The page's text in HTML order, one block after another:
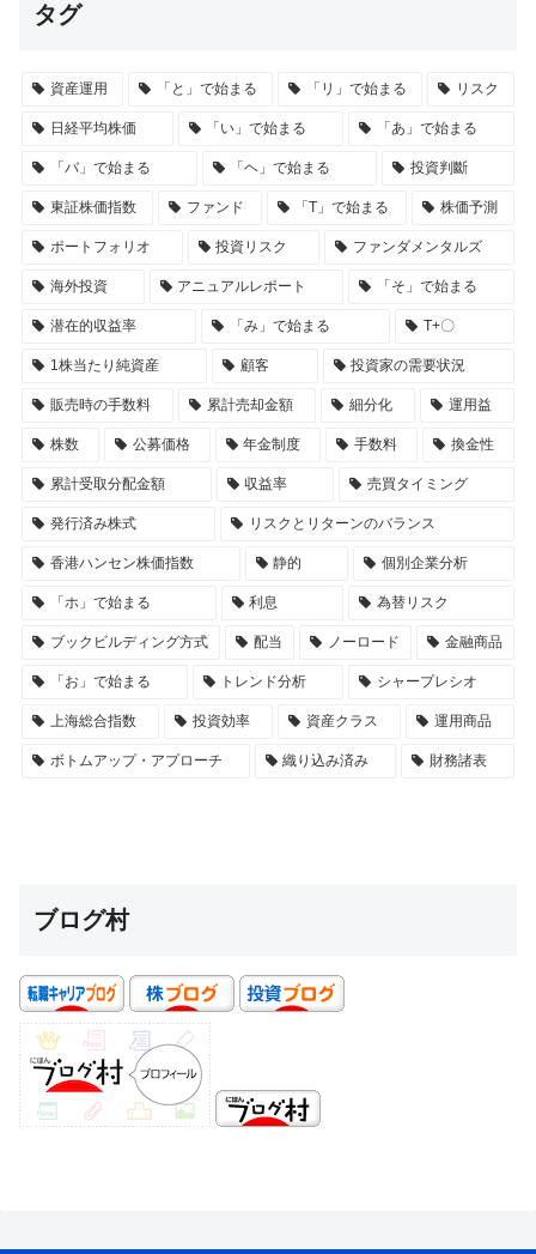
タグ
資産運用 「と」で始まる 「リ」で始まる リスク
日経平均株価 「い」で始まる 「あ」で始まる
「バ」で始まる 「ヘ」で始まる 投資判斷
東証株価指数 ファンド 「T」で始まる 株価予測
ポートフォリオ 投資リスク ファンダメンタルズ
海外投資 アニュアルレポート 「そ」で始まる
潜在的収益率 「み」で始まる T+〇
1株当たり純資産 顧客 投資家の需要状況
販売時の手数料 累計売却金額 細分化 運用益
株数 公募価格 年金制度 手数料 換金性
累計受取分配金額 収益率 売買タイミング
発行済み株式 リスクとリターンのバランス
香港ハンセン株価指数 静的 個別企業分析
「ホ」で始まる 利息 為替リスク
ブックビルディング方式 配当 ノーロード 金融商品
「お」で始まる トレンド分析 シャープレシオ
上海総合指数 投資効率 資産クラス 運用商品
ボトムアップ・アプローチ 織り込み済み 財務諸表
ブログ村